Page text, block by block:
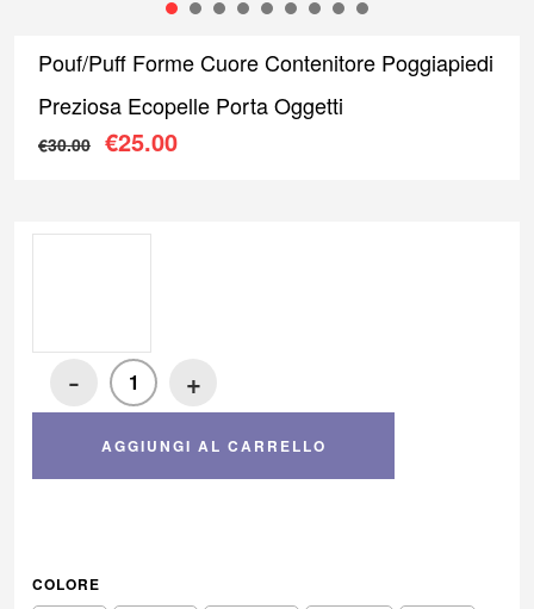
Pouf/Puff Forme Cuore Contenitore Poggiapiedi
Preziosa Ecopelle Porta Oggetti
€30.00 Il prezzo originale era: €30.00.
€25.00
- +
AGGIUNGI AL CARRELLO
COLORE